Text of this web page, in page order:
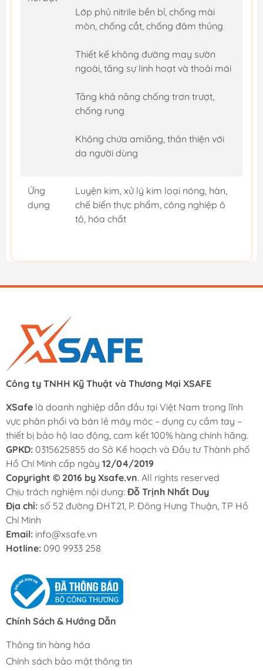
Lớp phủ nitrile bền bỉ, chống mài
mòn, chống cắt, chống đâm thủng
Thiết kế không đường may sườn
ngoài, tăng sự linh hoạt và thoải mái
Tăng khả năng chống trơn trượt,
chống rung
Không chứa amiăng, thân thiện với
da người dùng
Ứng
dụng
Luyện kim, xử lý kim loại nóng, hàn,
chế biến thực phẩm, công nghiệp ô
tô, hóa chất
Công ty TNHH Kỹ Thuật và Thương Mại XSAFE
XSafe là doanh nghiệp dẫn đầu tại Việt Nam trong lĩnh
vực phân phối và bán lẻ máy móc – dụng cụ cầm tay –
thiết bị bảo hộ lao động, cam kết 100% hàng chính hãng.
GPKD: 0315625855 do Sở Kế hoạch và Đầu tư Thành phố
Hồ Chí Minh cấp ngày 12/04/2019
Copyright © 2016 by Xsafe.vn. All rights reserved
Chịu trách nghiệm nội dung: Đỗ Trịnh Nhất Duy
Địa chỉ: số 52 đường ĐHT21, P. Đông Hưng Thuận, TP Hồ
Chí Minh
Email: info@xsafe.vn
Hotline: 090 9933 258
Chính Sách & Hướng Dẫn
Thông tin hàng hóa
Chính sách bảo mật thông tin